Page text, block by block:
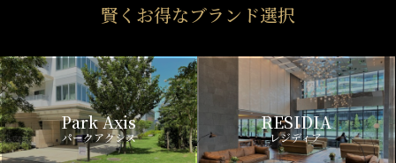
賢くお得なブランド選択
Park Axis
パークアクシス
RESIDIA
レジディア